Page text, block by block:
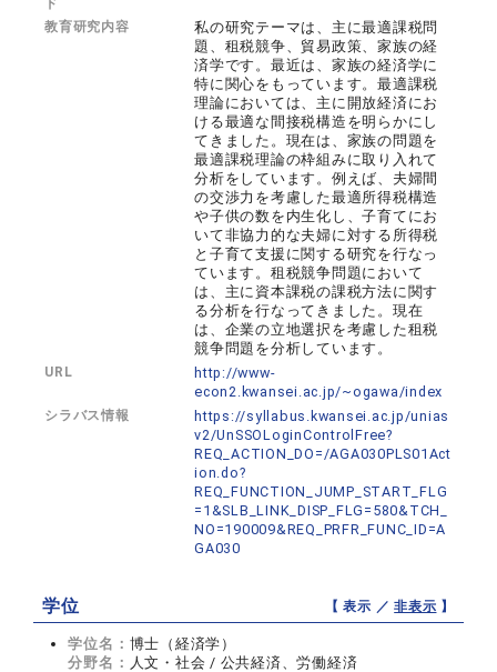
ド
教育研究内容
私の研究テーマは、主に最適課税問
題、租税競争、貿易政策、家族の経
済学です。最近は、家族の経済学に
特に関心をもっています。最適課税
理論においては、主に開放経済にお
ける最適な間接税構造を明らかにし
てきました。現在は、家族の問題を
最適課税理論の枠組みに取り入れて
分析をしています。例えば、夫婦間
の交渉力を考慮した最適所得税構造
や子供の数を内生化し、子育てにお
いて非協力的な夫婦に対する所得税
と子育て支援に関する研究を行なっ
ています。租税競争問題において
は、主に資本課税の課税方法に関す
る分析を行なってきました。現在
は、企業の立地選択を考慮した租税
競争問題を分析しています。
URL
http://www-
econ2.kwansei.ac.jp/~ogawa/index
シラバス情報
https://syllabus.kwansei.ac.jp/unias
v2/UnSSOLoginControlFree?
REQ_ACTION_DO=/AGA030PLS01Act
ion.do?
REQ_FUNCTION_JUMP_START_FLG
=1&SLB_LINK_DISP_FLG=580&TCH_
NO=190009&REQ_PRFR_FUNC_ID=A
GA030
学位 【 表示 ／非表示 】
学位名： 博士（経済学）
分野名： 人文・社会 / 公共経済、労働経済